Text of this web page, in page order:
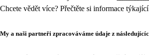
Chcete vědět více? Přečtěte si informace
My a naši partneři zpracováváme údaje z